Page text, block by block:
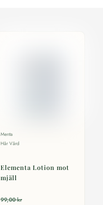
Menta
Hår Vård
Elementa Lotion mot
mjäll
99,00kr